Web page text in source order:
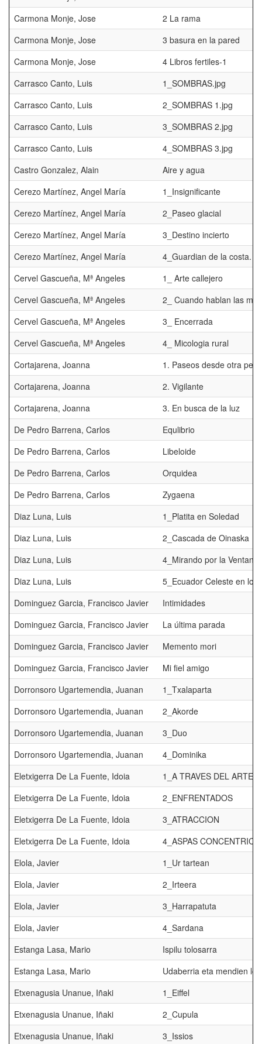
Carmona Monje, Jose
2 La rama
Carmona Monje, Jose
3 basura en la pared
Carmona Monje, Jose
4 Libros fertiles-1
Carrasco Canto, Luis
1_SOMBRAS.jpg
Carrasco Canto, Luis
2_SOMBRAS 1.jpg
Carrasco Canto, Luis
3_SOMBRAS 2.jpg
Carrasco Canto, Luis
4_SOMBRAS 3.jpg
Castro Gonzalez, Alain
Aire y agua
Cerezo Martínez, Angel María
1_Insignificante
Cerezo Martínez, Angel María
2_Paseo glacial
Cerezo Martínez, Angel María
3_Destino incierto
Cerezo Martínez, Angel María
4_Guardian de la costa.
Cervel Gascueña, Mª Angeles
1_ Arte callejero
Cervel Gascueña, Mª Angeles
2_ Cuando hablan las
Cervel Gascueña, Mª Angeles
3_ Encerrada
Cervel Gascueña, Mª Angeles
4_ Micologia rural
Cortajarena, Joanna
1. Paseos desde otra
Cortajarena, Joanna
2. Vigilante
Cortajarena, Joanna
3. En busca de la luz
De Pedro Barrena, Carlos
Equlibrio
De Pedro Barrena, Carlos
Libeloide
De Pedro Barrena, Carlos
Orquidea
De Pedro Barrena, Carlos
Zygaena
Diaz Luna, Luis
1_Platita en Soledad
Diaz Luna, Luis
2_Cascada de Oinaska
Diaz Luna, Luis
4_Mirando por la Ventana
Diaz Luna, Luis
5_Ecuador Celeste en los
Dominguez Garcia, Francisco Javier
Intimidades
Dominguez Garcia, Francisco Javier
La última parada
Dominguez Garcia, Francisco Javier
Memento mori
Dominguez Garcia, Francisco Javier
Mi fiel amigo
Dorronsoro Ugartemendia, Juanan
1_Txalaparta
Dorronsoro Ugartemendia, Juanan
2_Akorde
Dorronsoro Ugartemendia, Juanan
3_Duo
Dorronsoro Ugartemendia, Juanan
4_Dominika
Eletxigerra De La Fuente, Idoia
1_A TRAVES DEL ARTE
Eletxigerra De La Fuente, Idoia
2_ENFRENTADOS
Eletxigerra De La Fuente, Idoia
3_ATRACCION
Eletxigerra De La Fuente, Idoia
4_ASPAS
Elola, Javier
1_Ur tartean
Elola, Javier
2_Irteera
Elola, Javier
3_Harrapatuta
Elola, Javier
4_Sardana
Estanga Lasa, Mario
Ispilu tolosarra
Estanga Lasa, Mario
Udaberria eta mendien
Etxenagusia Unanue, Iñaki
1_Eiffel
Etxenagusia Unanue, Iñaki
2_Cupula
Etxenagusia Unanue, Iñaki
3_Issios